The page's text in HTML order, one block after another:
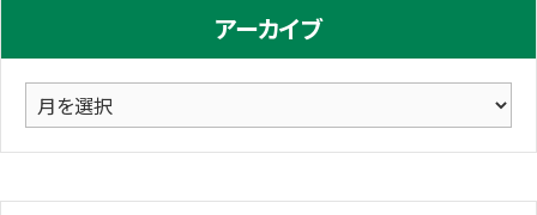
アーカイブ
ア
ー
イ